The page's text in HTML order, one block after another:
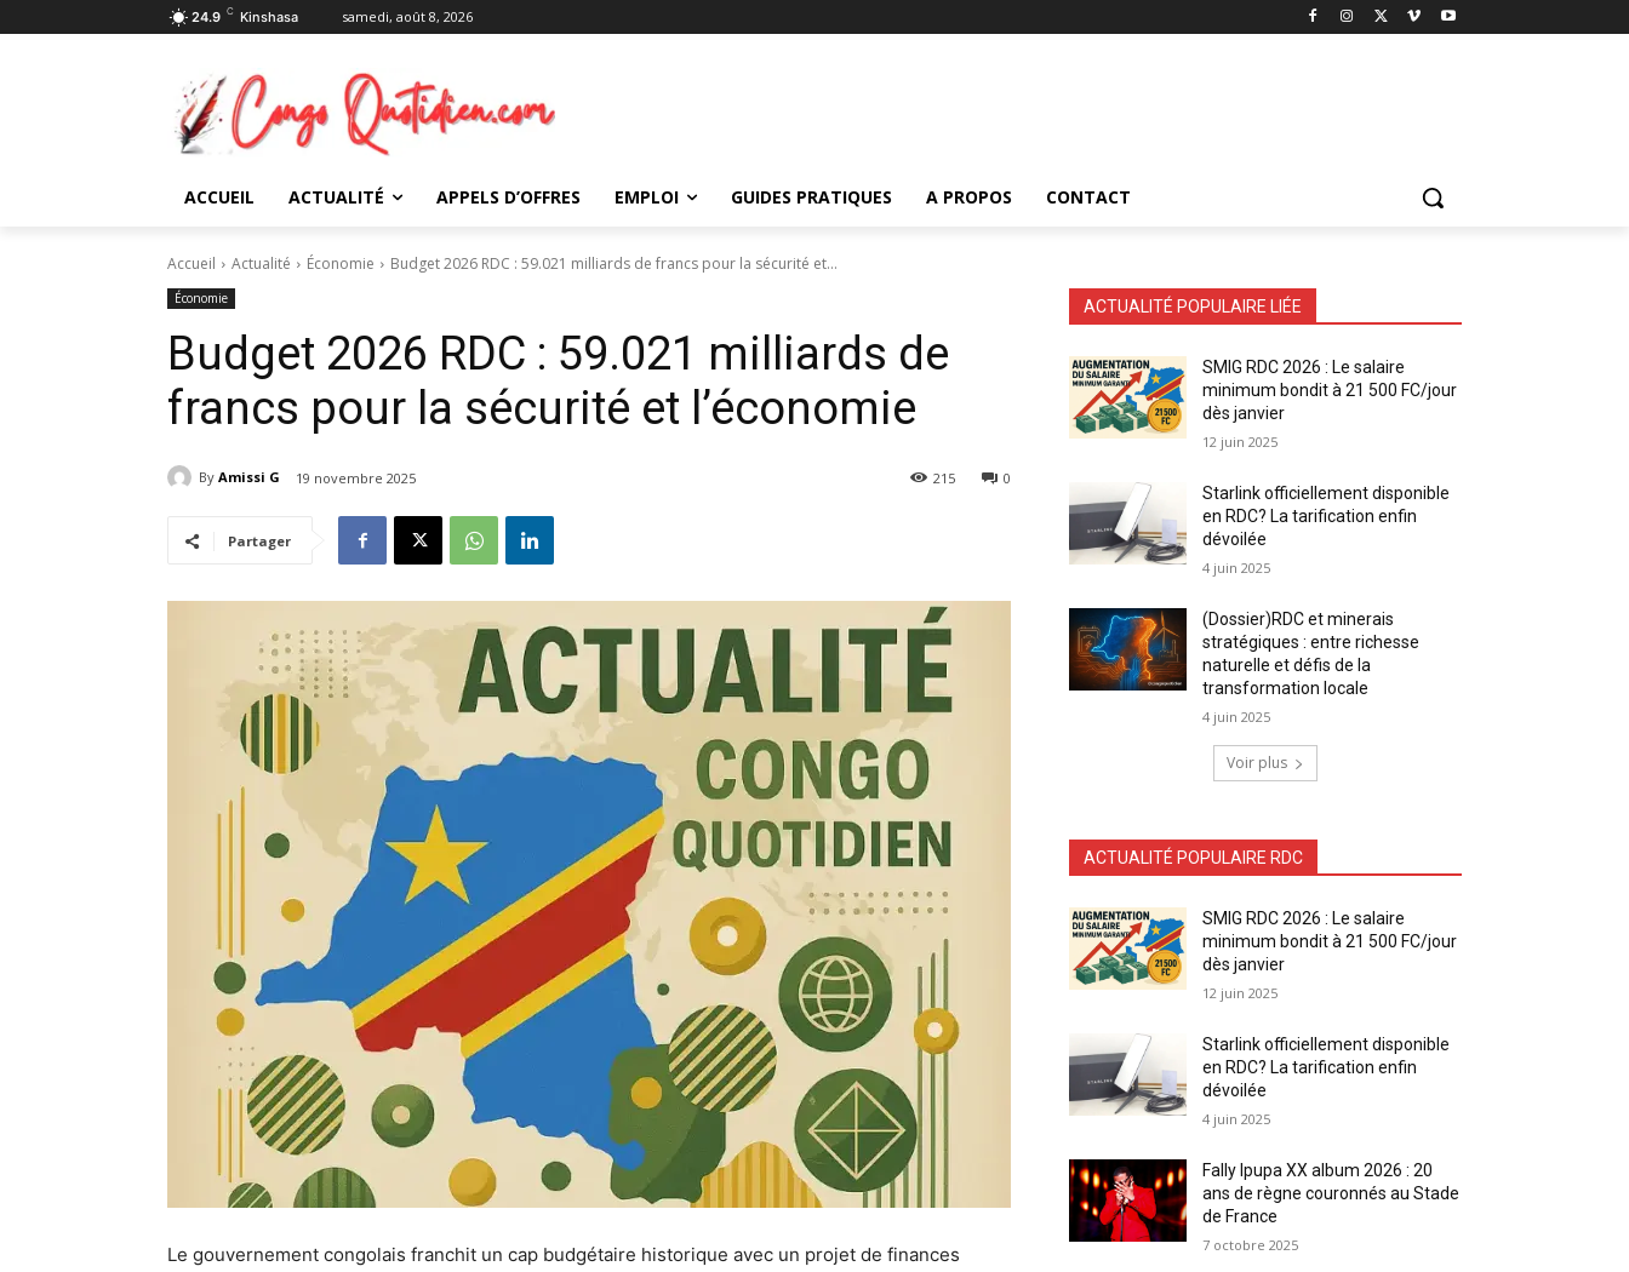
24.9 C Kinshasa samedi, août 8, 2026
ACCUEIL ACTUALITÉ APPELS D’OFFRES EMPLOI GUIDES PRATIQUES A PROPOS CONTACT
Accueil Actualité Économie Budget 2026 RDC : 59.021 milliards de francs pour la sécurité et...
Économie
Budget 2026 RDC : 59.021 milliards de
francs pour la sécurité et l’économie
By Amissi G 19 novembre 2025 0
215
Partager
Le gouvernement congolais franchit un cap budgétaire historique avec un projet de finances
ACTUALITÉ POPULAIRE LIÉE
SMIG RDC 2026 : Le salaire
minimum bondit à 21 500 FC/jour
dès janvier
12 juin 2025
Starlink officiellement disponible
en RDC? La tarification enfin
dévoilée
4 juin 2025
(Dossier)RDC et minerais
stratégiques : entre richesse
naturelle et défis de la
transformation locale
4 juin 2025
Voir plus
ACTUALITÉ POPULAIRE RDC
SMIG RDC 2026 : Le salaire
minimum bondit à 21 500 FC/jour
dès janvier
12 juin 2025
Starlink officiellement disponible
en RDC? La tarification enfin
dévoilée
4 juin 2025
Fally Ipupa XX album 2026 : 20
ans de règne couronnés au Stade
de France
7 octobre 2025